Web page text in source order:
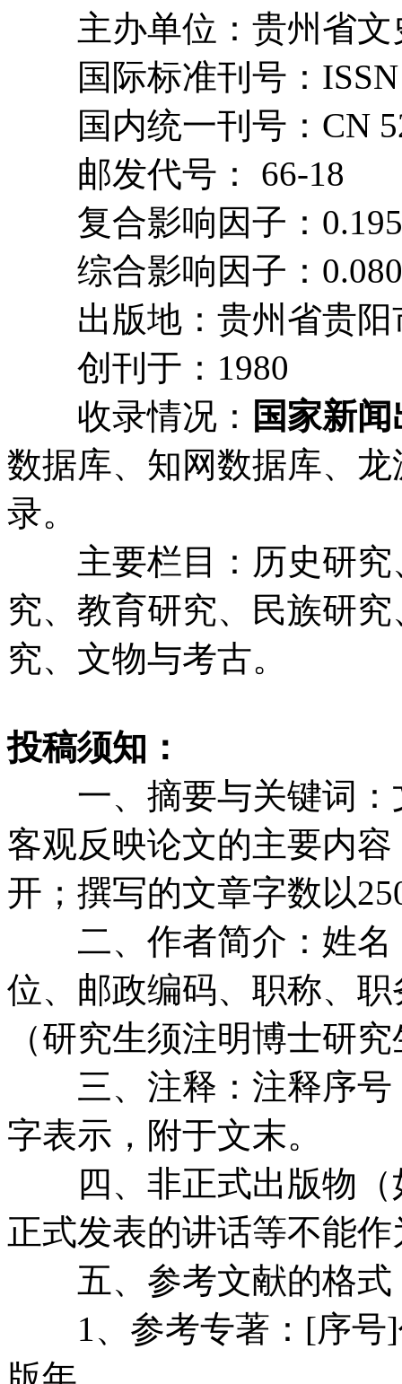
主办单位：贵州省文
国际标准刊号：ISSN
国内统一刊号：CN
邮发代号： 66-18
复合影响因子：0.195
综合影响因子：0.080
出版地：贵州省贵阳
创刊于：1980
收录情况： 国家新
数据库、知网数据库、
录。
主要栏目：历史研究
究、教育研究、民族研
究、文物与考古。
投稿须知：
一、摘要与关键词：
客观反映论文的主要内
开；撰写的文章字数以
二、作者简介：姓名
位、邮政编码、职称、
（研究生须注明博士研
三、注释：注释序号
字表示，附于文末。
四、非正式出版物（
正式发表的讲话等不能
五、参考文献的格式
1、参考专著：[序号]